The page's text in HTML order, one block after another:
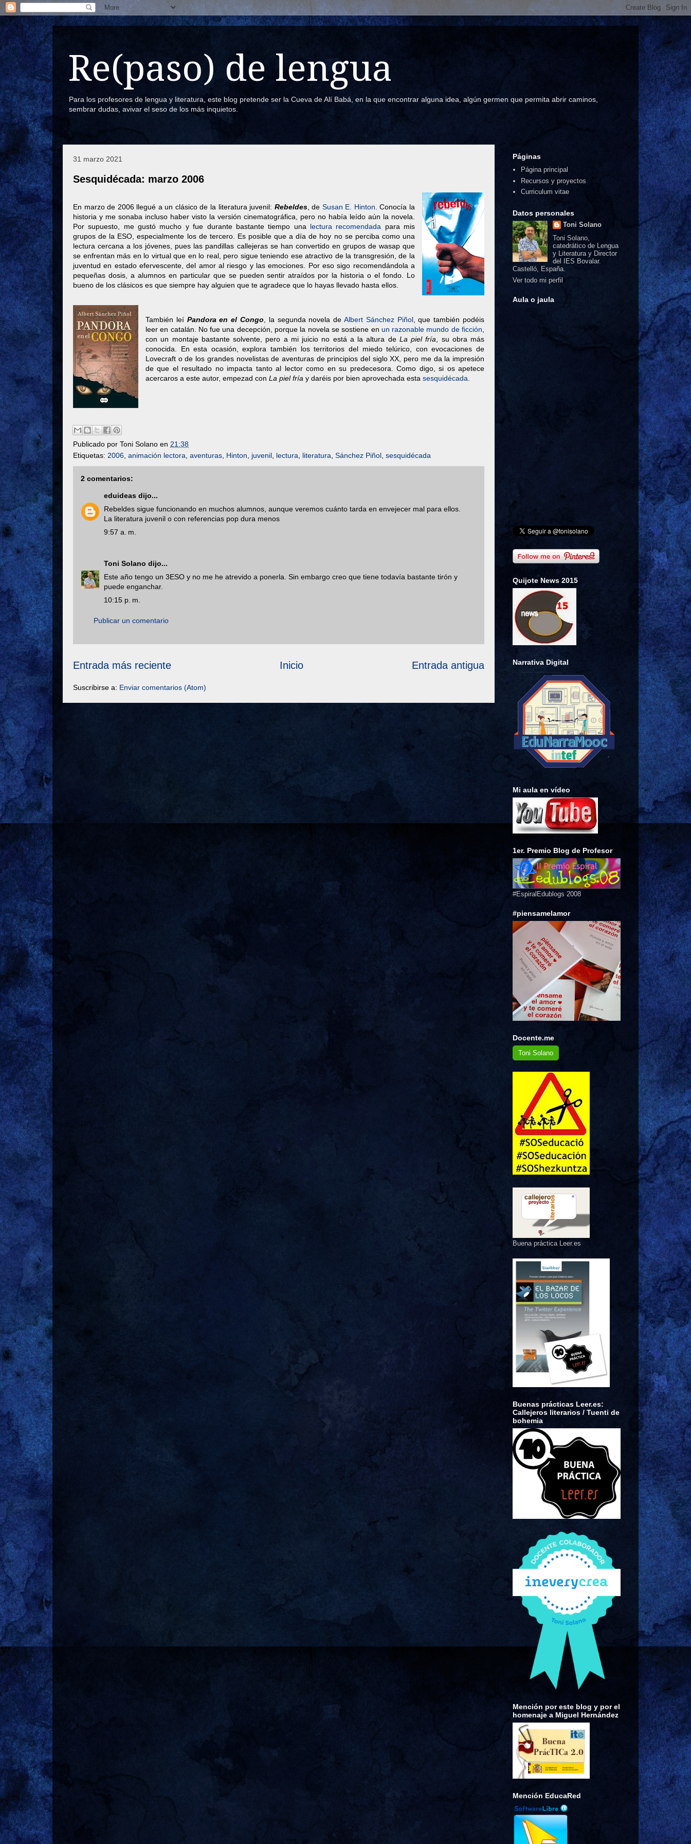
Re(paso) de lengua
Para los profesores de lengua y literatura, este blog pretende ser la Cueva de Alí Babá, en la que encontrar alguna idea, algún germen que permita abrir caminos,
sembrar dudas, avivar el seso de los más inquietos.
31 marzo 2021
Sesquidécada: marzo 2006
En marzo de 2006 llegué a un clásico de la literatura juvenil: Rebeldes, de Susan E. Hinton . Conocía la
historia y me sonaba incluso haber visto la versión cinematográfica, pero no había leído aún la novela.
Por supuesto, me gustó mucho y fue durante bastante tiempo una lectura recomendada para mis
grupos de la ESO, especialmente los de tercero. Es posible que a día de hoy no se perciba como una
lectura cercana a los jóvenes, pues las pandillas callejeras se han convertido en grupos de wasap que
se enfrentan más en lo virtual que en lo real, pero sigue teniendo ese atractivo de la transgresión, de la
juventud en estado efervescente, del amor al riesgo y las emociones. Por eso sigo recomendándola a
pequeñas dosis, a alumnos en particular que se pueden sentir atraídos por la historia o el fondo. Lo
bueno de los clásicos es que siempre hay alguien que te agradece que lo hayas llevado hasta ellos.
También leí Pandora en el Congo , la segunda novela deAlbert Sánchez Piñol, que también podéis
leer en catalán. No fue una decepción, porque la novela se sostiene en un razonable mundo de ficción
con un montaje bastante solvente, pero a mi juicio no está a la altura de La piel fría , su obra más
conocida. En esta ocasión, explora también los territorios del miedo telúrico, con evocaciones de
Lovecraft o de los grandes novelistas de aventuras de principios del siglo XX, pero me da la impresión
de que el resultado no impacta tanto al lector como en su predecesora. Como digo, si os apetece
acercaros a este autor, empezad con La piel fría y daréis por bien aprovechada esta sesquidécada
Publicado por Toni Solano en 21:38
Etiquetas: 2006 animación lectora aventuras Hinton juvenil lectura literatura Sánchez Piñol sesquidécada
2 comentarios:
eduideas dijo...
Rebeldes sigue funcionando en muchos alumnos, aunque veremos cuánto tarda en envejecer mal para ellos.
La literatura juvenil o con referencias pop dura menos
9:57 a. m.
Toni Solano dijo...
Este año tengo un 3ESO y no me he atrevido a ponerla. Sin embargo creo que tiene todavía bastante tirón y
puede enganchar.
10:15 p. m.
Publicar un comentario
Entrada más reciente Entrada antigua
Inicio
Suscribirse a: Enviar comentarios (Atom)
Páginas
Página principal
Recursos y proyectos
Curriculum vitae
Datos personales
Toni Solano
Toni Solano,
catedrático de Lengua
y Literatura y Director
del IES Bovalar.
Castelló, España.
Ver todo mi perfil
Aula o jaula
Quijote News 2015
Narrativa Digital
Mi aula en vídeo
1er. Premio Blog de Profesor
#EspiralEdublogs 2008
#piensamelamor
Docente.me
Toni Solano
Buena práctica Leer.es
Buenas prácticas Leer.es:
Callejeros literarios / Tuenti de
bohemia
Mención por este blog y por el
homenaje a Miguel Hernández
Mención EducaRed